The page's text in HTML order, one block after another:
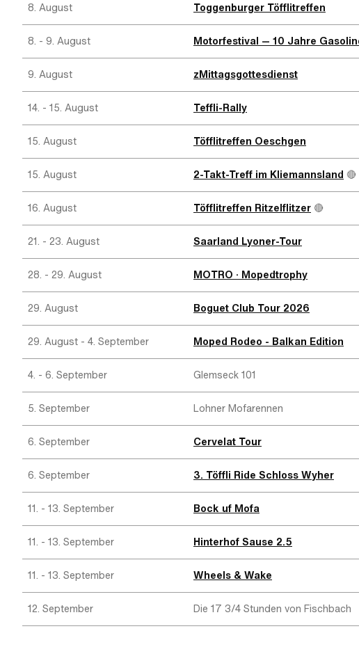
8. August Toggenburger Töfflitreffen
8. - 9. August Motorfestival — 10 Jahre
9. August zMittagsgottesdienst
14. - 15. August Teffli-Rally
15. August Töfflitreffen Oeschgen
15. August 2-Takt-Treff im Kliemannsland 🔴
16. August Töfflitreffen Ritzelflitzer 🔴
21. - 23. August Saarland Lyoner-Tour
28. - 29. August MOTRO · Mopedtrophy
29. August Boguet Club Tour 2026
29. August - 4. September Moped Rodeo - Balkan Edition
4. - 6. September Glemseck 101
5. September Lohner Mofarennen
6. September Cervelat Tour
6. September 3. Töffli Ride Schloss Wyher
11. - 13. September Bock uf Mofa
11. - 13. September Hinterhof Sause 2.5
11. - 13. September Wheels & Wake
12. September Die 17 3/4 Stunden von Fischbach